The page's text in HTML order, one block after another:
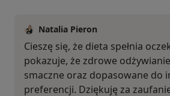
Natalia Pieron
Cieszę się, że dieta spełnia
pokazuje, że zdrowe
smaczne oraz dopasowane do
preferencji. Dziękuję za